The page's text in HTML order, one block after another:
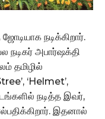
நடிக்கிறார்.
நடிகர் அபார்ஷக்தி
தமிழில்
‘Helmet’,
நடித்த இவர்,
இதனால்